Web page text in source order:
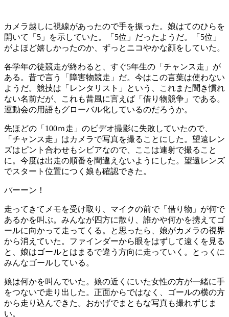
カメラ越しに視線があったので手を振った。娘はてのひらを
開いて「5」を示していた。「5位」だったようだ。「5位」
がよほど嬉しかったのか、ずっとニコやかな顔をしていた。
各学年の徒競走が終わると、すぐ5年生の「チャンス走」が
ある。昔で言う「障害物競走」だ。今はこの言葉は使わない
ようだ。競技は「レンタリスト」という、これまた聞き慣れ
ない名前だが、これも昔風に言えば「借り物競争」である。
運動会の用語もグローバル化しているのだろうか。
先ほどの「100ｍ走」のビデオ撮影に失敗していたので、
「チャンス走」はカメラで写真を撮ることにした。望遠レン
ズはピント合わせもシビアなので、ここは連射で撮ること
に。今度は出走の順番を間違えないようにした。望遠レンズ
でスタート位置につく娘も確認できた。
パーーン！
走ってきてメモを受け取り、マイクの前で「借り物」が何で
あるかを叫ぶ。みんなが四方に散り、誰かや何かを携えてゴ
ールに向かって走ってくる。と思ったら、娘がカメラの視界
から消えていた。ファインダーから眼をはずして遠くを見る
と、娘はゴールとはまるで違う方向に走っていく。とっくに
みんなゴールしている。
娘は何かを叫んでいた。娘の近くにいた女性の方が一緒に手
をつないで走り出した。正面からではなく、ゴールの横の方
から走り込んできた。おかげでまともな写真も撮れずじま
い。